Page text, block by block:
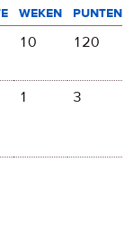
weken
punten
10 120
1 3